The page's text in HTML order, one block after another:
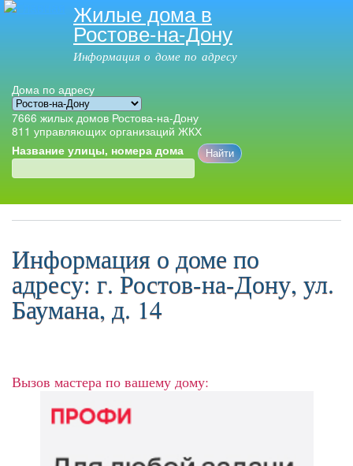
Перейти к
основному
содержанию
Жилые дома в
Ростове-на-Дону
Информация о доме по адресу
Дома по адресу
7666 жилых домов Ростова-на-Дону
811 управляющих организаций ЖКХ
Название улицы, номера дома
Главное меню
Информация о доме по
адресу: г. Ростов-на-Дону, ул.
Баумана, д. 14
Вызов мастера по вашему дому: